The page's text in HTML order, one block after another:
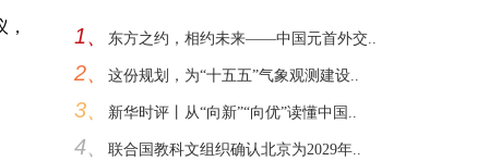
1、 东方之约，相约未来——中国元首外交..
2、 这份规划，为“十五五”气象观测建设..
3、 新华时评丨从“向新”“向优”读懂中国..
4、 联合国教科文组织确认北京为2029年..